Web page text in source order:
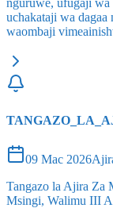
nguruwe, ufugaji wa
uchakataji wa
waombaji
09 Mac 2026
Tangazo la Ajira Za
Msingi, Walimu III